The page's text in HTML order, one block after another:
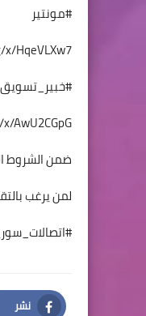
#مونتير
HqeVLXw7
#خبير_تسويق
AwU2CGpG
ضمن الشروط
لمن يرغب
نشر